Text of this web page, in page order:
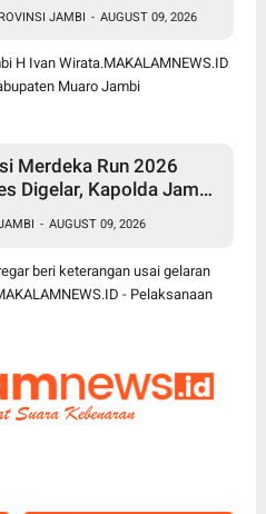
jadi Investasi
JAMBI - AUGUST 09, 2026
H Ivan Wirata.MAKALAMNEWS.ID
Muaro Jambi
Merdeka Run 2026
Digelar, Kapolda Jambi
- AUGUST 09, 2026
beri keterangan usai gelaran
- Pelaksanaan